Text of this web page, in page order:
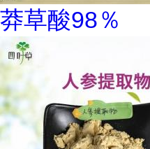
莽草酸98％